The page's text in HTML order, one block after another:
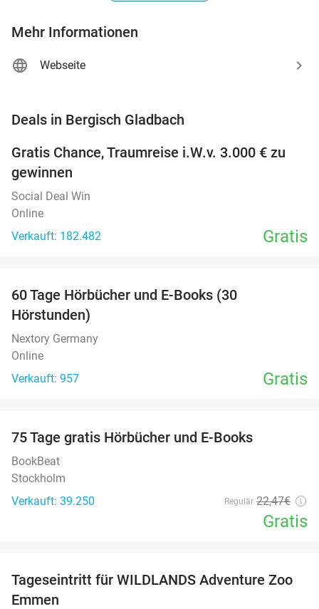
Mehr Informationen
Webseite
Deals in Bergisch Gladbach
Gratis Chance, Traumreise i.W.v. 3.000 € zu
gewinnen
Social Deal Win
Online
Verkauft: 182.482
Gratis
60 Tage Hörbücher und E-Books (30
Hörstunden)
Nextory Germany
Online
Verkauft: 957
Gratis
75 Tage gratis Hörbücher und E-Books
BookBeat
Stockholm
Verkauft: 39.250
Regulär 22,47€
Gratis
24%
Tageseintritt für WILDLANDS Adventure Zoo
Emmen